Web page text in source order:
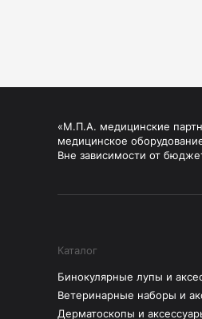
«М.П.А. медицинские
медицинское
Вне зависимости от
Каталог
Бинокулярные лупы и
Ветеринарные наборы и
Дерматоскопы и